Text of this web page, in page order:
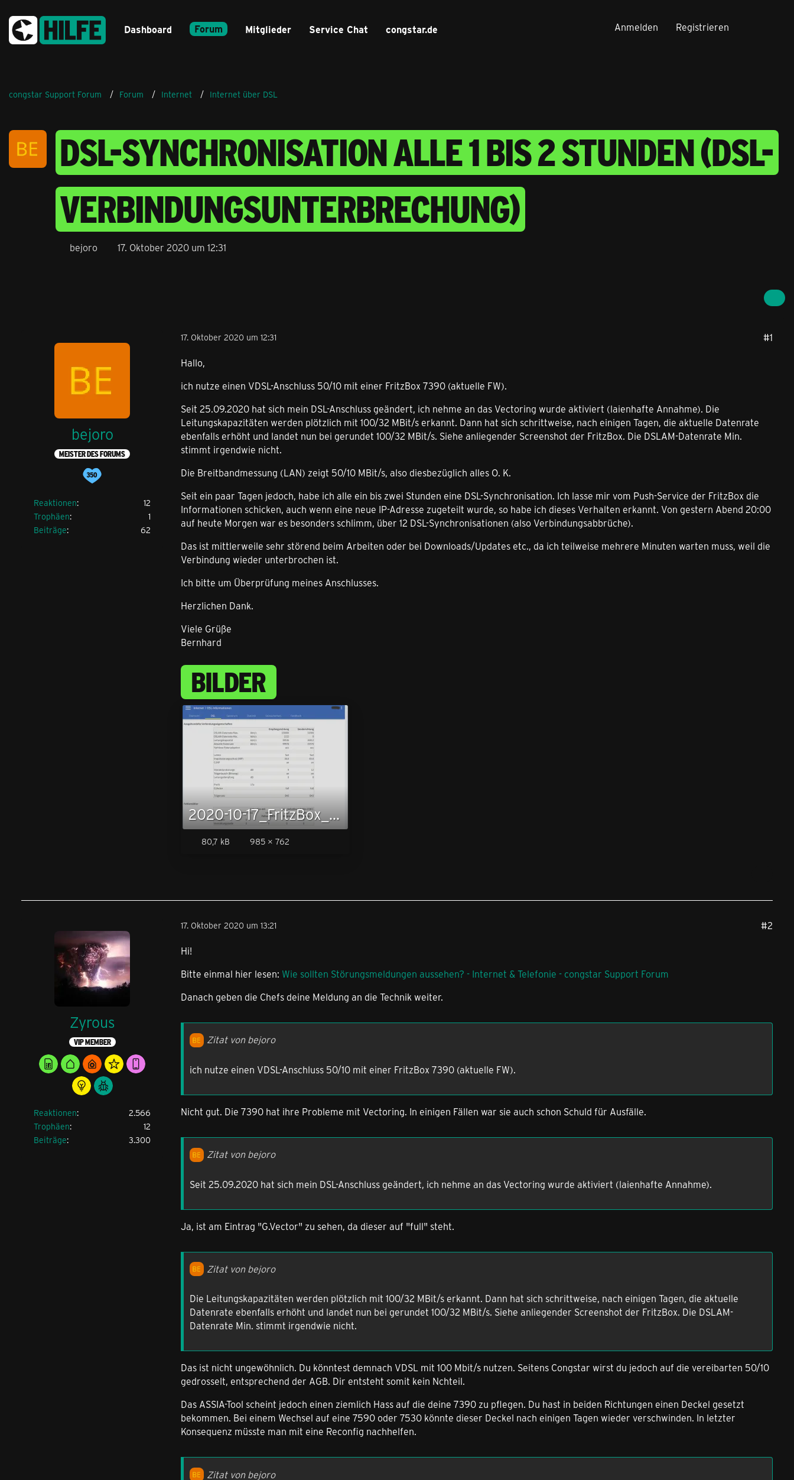
Dashboard Forum Mitglieder Service Chat congstar.de Anmelden Registrieren
congstar Support Forum Forum Internet Internet über DSL
DSL-SYNCHRONISATION ALLE 1 BIS 2 STUNDEN (DSL-
VERBINDUNGSUNTERBRECHUNG)
bejoro 17. Oktober 2020 um 12:31
bejoro
MEISTER DES FORUMS
Reaktionen
12
Trophäen
1
Beiträge
62
17. Oktober 2020 um 12:31 #1
Hallo,
ich nutze einen VDSL-Anschluss 50/10 mit einer FritzBox 7390 (aktuelle FW).
Seit 25.09.2020 hat sich mein DSL-Anschluss geändert, ich nehme an das Vectoring wurde aktiviert (laienhafte Annahme). Die
Leitungskapazitäten werden plötzlich mit 100/32 MBit/s erkannt. Dann hat sich schrittweise, nach einigen Tagen, die aktuelle Datenrate
ebenfalls erhöht und landet nun bei gerundet 100/32 MBit/s. Siehe anliegender Screenshot der FritzBox. Die DSLAM-Datenrate Min.
stimmt irgendwie nicht.
Die Breitbandmessung (LAN) zeigt 50/10 MBit/s, also diesbezüglich alles O. K.
Seit ein paar Tagen jedoch, habe ich alle ein bis zwei Stunden eine DSL-Synchronisation. Ich lasse mir vom Push-Service der FritzBox die
Informationen schicken, auch wenn eine neue IP-Adresse zugeteilt wurde, so habe ich dieses Verhalten erkannt. Von gestern Abend 20:00
auf heute Morgen war es besonders schlimm, über 12 DSL-Synchronisationen (also Verbindungsabbrüche).
Das ist mittlerweile sehr störend beim Arbeiten oder bei Downloads/Updates etc., da ich teilweise mehrere Minuten warten muss, weil die
Verbindung wieder unterbrochen ist.
Ich bitte um Überprüfung meines Anschlusses.
Herzlichen Dank.
Viele Grüße
Bernhard
BILDER
2020-10-17_FritzBox_DSL_Screenshot.png
80,7 kB 985 × 762
Zyrous
VIP MEMBER
Reaktionen
2.566
Trophäen
12
Beiträge
3.300
17. Oktober 2020 um 13:21 #2
Hi!
Bitte einmal hier lesen: Wie sollten Störungsmeldungen aussehen? - Internet & Telefonie - congstar Support Forum
Danach geben die Chefs deine Meldung an die Technik weiter.
Zitat von bejoro
ich nutze einen VDSL-Anschluss 50/10 mit einer FritzBox 7390 (aktuelle FW).
Nicht gut. Die 7390 hat ihre Probleme mit Vectoring. In einigen Fällen war sie auch schon Schuld für Ausfälle.
Zitat von bejoro
Seit 25.09.2020 hat sich mein DSL-Anschluss geändert, ich nehme an das Vectoring wurde aktiviert (laienhafte Annahme).
Ja, ist am Eintrag "G.Vector" zu sehen, da dieser auf "full" steht.
Zitat von bejoro
Die Leitungskapazitäten werden plötzlich mit 100/32 MBit/s erkannt. Dann hat sich schrittweise, nach einigen Tagen, die aktuelle
Datenrate ebenfalls erhöht und landet nun bei gerundet 100/32 MBit/s. Siehe anliegender Screenshot der FritzBox. Die DSLAM-
Datenrate Min. stimmt irgendwie nicht.
Das ist nicht ungewöhnlich. Du könntest demnach VDSL mit 100 Mbit/s nutzen. Seitens Congstar wirst du jedoch auf die vereibarten 50/10
gedrosselt, entsprechend der AGB. Dir entsteht somit kein Nchteil.
Das ASSIA-Tool scheint jedoch einen ziemlich Hass auf die deine 7390 zu pflegen. Du hast in beiden Richtungen einen Deckel gesetzt
bekommen. Bei einem Wechsel auf eine 7590 oder 7530 könnte dieser Deckel nach einigen Tagen wieder verschwinden. In letzter
Konsequenz müsste man mit eine Reconfig nachhelfen.
Zitat von bejoro